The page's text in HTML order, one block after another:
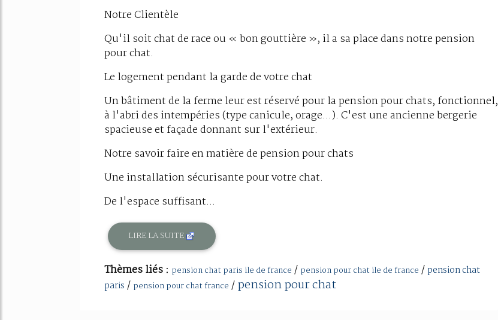
Notre Clientèle
Qu'il soit chat de race ou « bon gouttière », il a sa place dans notre pension
pour chat.
Le logement pendant la garde de votre chat
Un bâtiment de la ferme leur est réservé pour la pension pour chats, fonctionnel,
à l'abri des intempéries (type canicule, orage...). C'est une ancienne bergerie
spacieuse et façade donnant sur l'extérieur.
Notre savoir faire en matière de pension pour chats
Une installation sécurisante pour votre chat.
De l'espace suffisant...
LIRE LA SUITE
Thèmes liés : pension chat paris ile de france / pension pour chat ile de france / pension chat
paris / pension pour chat france /pension pour chat